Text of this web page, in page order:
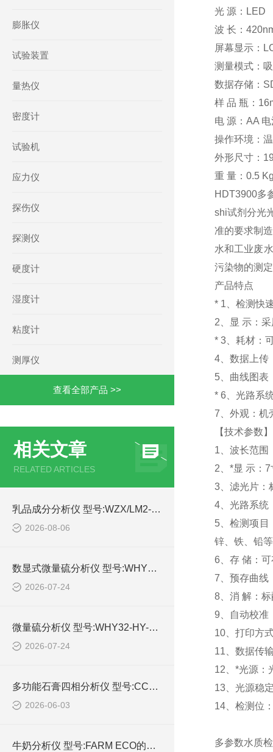
膨胀仪
试验装置
量热仪
密度计
试验机
应力仪
探伤仪
探测仪
硬度计
湿度计
粘度计
测厚仪
查看全部产品 >>
相关文章
RELATED ARTICLES
乳品成分分析仪 型号:WZX/LM2-P1库号：M414991的功能介绍
2026-08-06
数显式微量硫分析仪 型号:WHY32-ZXHY-03库号：M414767的技术参数
2026-07-24
微量硫分析仪 型号:WHY32-HY-06库号：M414768的技术介绍
2026-07-24
多功能石膏四相分析仪 型号:CC77-CS-929GL的详细介绍
2026-06-03
牛奶分析仪 型号:FARM ECO的简单介绍
光 源：LED
波 长：
屏幕显示：
测量模式：
数据存储：
样 品 瓶：
电 源：AA
操作环境：
外形尺寸：
重 量：0.5
HDT3900多
shi试剂分光
准的要求制
水和工业废
污染物的测
产品特点
* 1、检测快
2、显 示：
* 3、耗材：
4、数据上传
5、曲线图表
* 6、光路系
7、外观：机
【技术参数】
1、波长范围
2、*显 示：
3、滤光片：
4、光路系统
5、检测项目
锌、铁、铅
6、存 储：
7、预存曲线
8、消 解：
9、自动校准
10、打印方
11、数据传
12、*光源：
13、光源稳
14、检测位
多参数水质